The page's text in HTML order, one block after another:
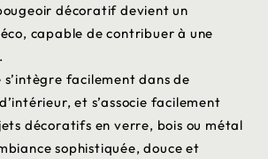
décoratif devient un
capable de contribuer à une
facilement dans de
et s’associe facilement
décoratifs en verre, bois ou métal
sophistiquée, douce et